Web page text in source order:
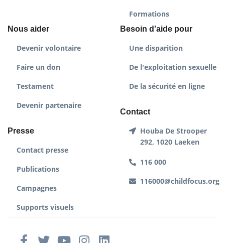
Formations
Nous aider
Devenir volontaire
Faire un don
Testament
Devenir partenaire
Presse
Contact presse
Publications
Campagnes
Supports visuels
Besoin d'aide pour
Une disparition
De l'exploitation sexuelle
De la sécurité en ligne
Contact
Houba De Strooper
292, 1020 Laeken
116 000
116000@childfocus.org